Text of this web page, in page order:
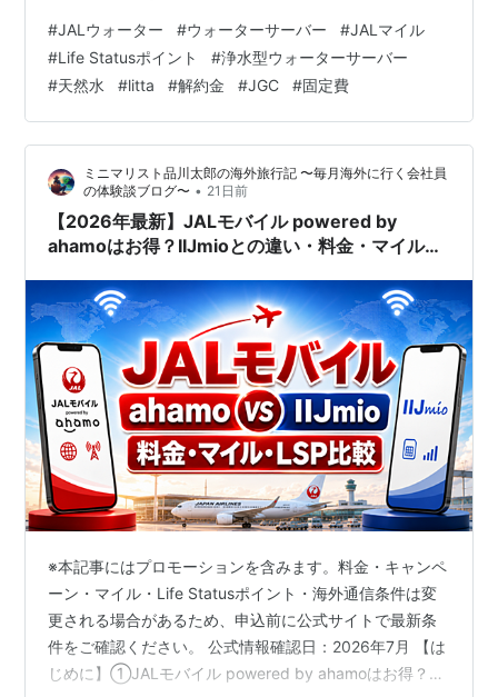
たいJALマイラーには有力です。月額2,380円からの浄水
型と、月24L・4,082円からの天然水型があり、通常の新
規契約で最大14,000マイル、毎月最大300マイル、条件
達成月に1LSPが貯まります。 結論：料金を抑えるなら浄
水型、天然水の味や備蓄性を重視するなら天然…
#JALウォーター #ウォーターサーバー #JALマイル
#Life Statusポイント #浄水型ウォーターサーバー
#天然水 #litta #解約金 #JGC #固定費
ミニマリスト品川太郎の海外旅行記 〜毎月海外に行く会社員
の体験談ブログ〜 • 21日前
【2026年最新】JALモバイル powered by
ahamoはお得？IIJmioとの違い・料金・マイル・
※本記事にはプロモーションを含みます。料金・キャンペ
ーン・マイル・Life Statusポイント・海外通信条件は変
更される場合があるため、申込前に公式サイトで最新条
件をご確認ください。 公式情報確認日：2026年7月 【は
じめに】①JALモバイル powered by ahamoはお得？結